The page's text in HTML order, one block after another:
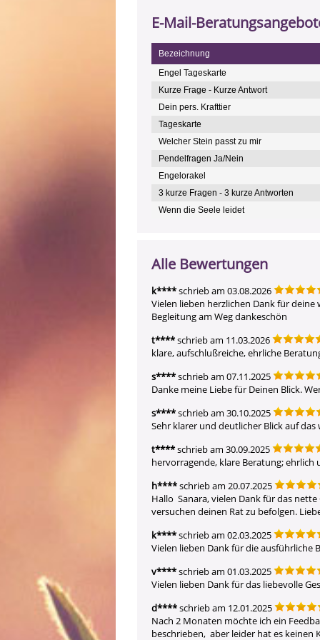
E-Mail-
Bezeichnung
Engel Tageskarte
Kurze Frage - Kurze Antwort
Dein pers. Krafttier
Tageskarte
Welcher Stein passt zu mir
Pendelfragen Ja/Nein
Engelorakel
3 kurze Fragen - 3 kurze Antworten
Wenn die Seele leidet
Alle Bewertungen
k****schrieb am 03.08.2026
Vielen lieben herzlichen Dank für
Begleitung am Weg dankeschön
t****schrieb am 11.03.2026
klare, aufschlußreiche, ehrliche
s****schrieb am 07.11.2025
Danke meine Liebe für Deinen Blick.
s****schrieb am 30.10.2025
Sehr klarer und deutlicher Blick auf das
t****schrieb am 30.09.2025
hervorragende, klare Beratung; ehrlich
h****schrieb am 20.07.2025
Hallo  Sanara, vielen Dank für das
versuchen deinen Rat zu befolgen.
k****schrieb am 02.03.2025
Vielen lieben Dank für die ausführliche
v****schrieb am 01.03.2025
Vielen lieben Dank für das liebevolle
d****schrieb am 12.01.2025
Nach 2 Monaten möchte ich ein
beschrieben,  aber leider hat es